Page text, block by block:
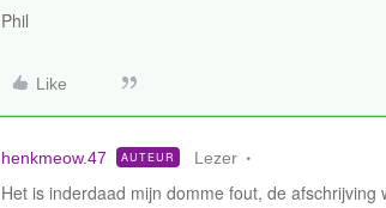
Phil
Like
henkmeow.47 AUTEUR Lezer
Het is inderdaad mijn domme fout, de